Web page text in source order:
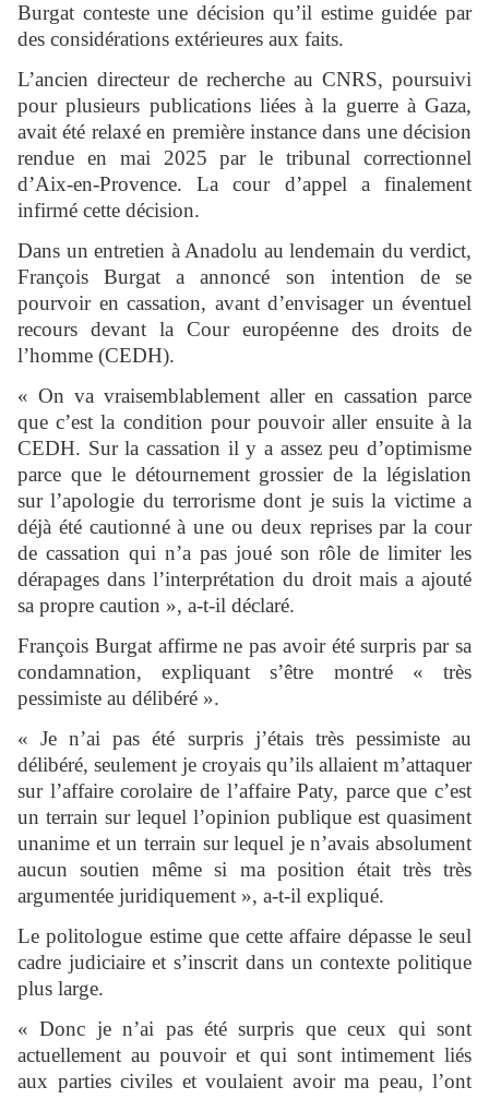
Burgat conteste une décision qu’il estime guidée par
des considérations extérieures aux faits.
L’ancien directeur de recherche au CNRS, poursuivi
pour plusieurs publications liées à la guerre à Gaza,
avait été relaxé en première instance dans une décision
rendue en mai 2025 par le tribunal correctionnel
d’Aix-en-Provence. La cour d’appel a finalement
infirmé cette décision.
Dans un entretien à Anadolu au lendemain du verdict,
François Burgat a annoncé son intention de se
pourvoir en cassation, avant d’envisager un éventuel
recours devant la Cour européenne des droits de
l’homme (CEDH).
« On va vraisemblablement aller en cassation parce
que c’est la condition pour pouvoir aller ensuite à la
CEDH. Sur la cassation il y a assez peu d’optimisme
parce que le détournement grossier de la législation
sur l’apologie du terrorisme dont je suis la victime a
déjà été cautionné à une ou deux reprises par la cour
de cassation qui n’a pas joué son rôle de limiter les
dérapages dans l’interprétation du droit mais a ajouté
sa propre caution », a-t-il déclaré.
François Burgat affirme ne pas avoir été surpris par sa
condamnation, expliquant s’être montré « très
pessimiste au délibéré ».
« Je n’ai pas été surpris j’étais très pessimiste au
délibéré, seulement je croyais qu’ils allaient m’attaquer
sur l’affaire corolaire de l’affaire Paty, parce que c’est
un terrain sur lequel l’opinion publique est quasiment
unanime et un terrain sur lequel je n’avais absolument
aucun soutien même si ma position était très très
argumentée juridiquement », a-t-il expliqué.
Le politologue estime que cette affaire dépasse le seul
cadre judiciaire et s’inscrit dans un contexte politique
plus large.
« Donc je n’ai pas été surpris que ceux qui sont
actuellement au pouvoir et qui sont intimement liés
aux parties civiles et voulaient avoir ma peau, l’ont